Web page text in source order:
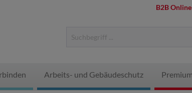
B2B
Arbeits- und Gebäudeschutz